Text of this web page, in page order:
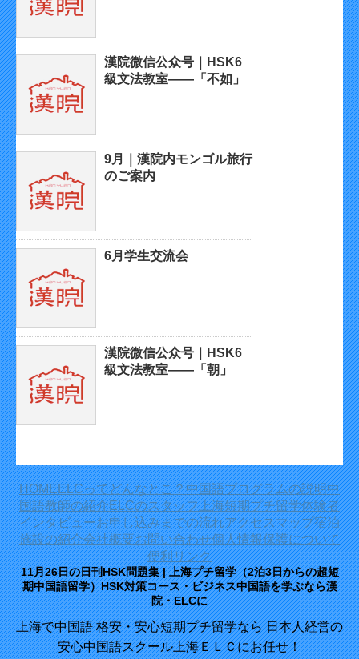
漢院微信公众号｜HSK6
級文法教室——「不如」
9月｜漢院内モンゴル旅行
のご案内
6月学生交流会
漢院微信公众号｜HSK6
級文法教室——「朝」
HOMEELCってどんなとこ？中国語プログラムの説明中
国語教師の紹介ELCのスタッフ上海短期プチ留学体験者
インタビューお申し込みまでの流れアクセスマップ宿泊
施設の紹介会社概要お問い合わせ個人情報保護について
便利リンク
11月26日の日刊HSK問題集 | 上海プチ留学（2泊3日からの超短
期中国語留学）HSK対策コース・ビジネス中国語を学ぶなら漢
院・ELCに
上海で中国語 格安・安心短期プチ留学なら 日本人経営の
安心中国語スクール上海ＥＬＣにお任せ！